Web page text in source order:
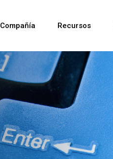
Compañía Recursos